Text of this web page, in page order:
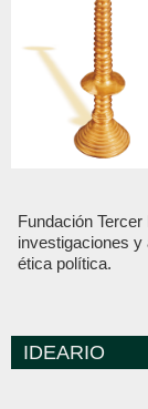
Fundación
investigaciones
ética política.
IDEARIO